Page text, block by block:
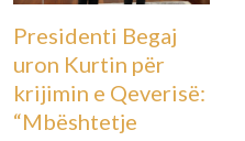
Presidenti Begaj
uron Kurtin për
krijimin e Qeverisë:
“Mbështetje